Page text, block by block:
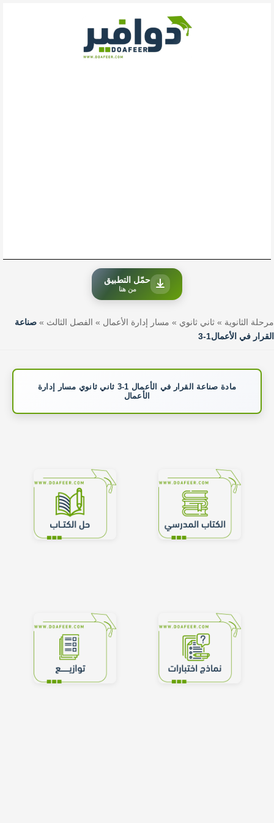
حمّل التطبيق
من هنا
مرحلة الثانوية » ثاني ثانوي » مسار إدارة الأعمال » الفصل الثالث » صناعة
القرار في الأعمال1-3
مادة صناعة القرار في الأعمال 1-3 ثاني ثانوي مسار إدارة
الأعمال